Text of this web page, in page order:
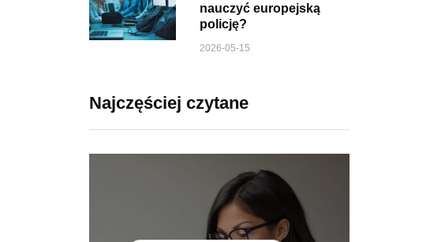
nauczyć europejską
policję?
2026-05-15
Najczęściej czytane